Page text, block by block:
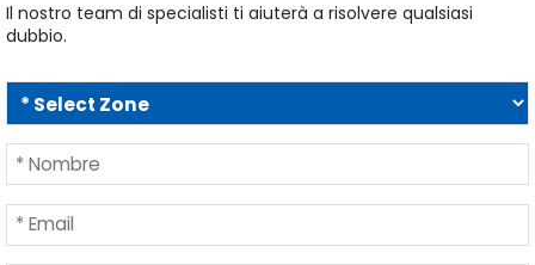
Il nostro team di specialisti ti aiuterà a risolvere qualsiasi
dubbio.